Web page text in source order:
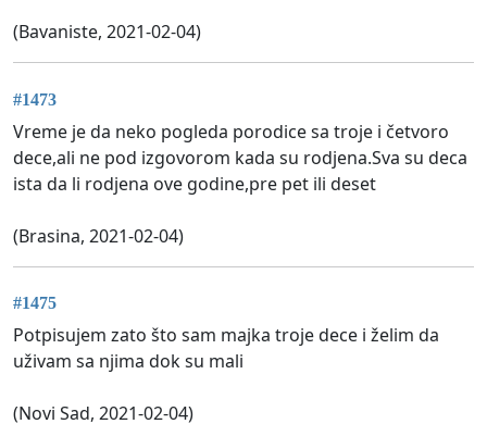
(Bavaniste, 2021-02-04)
#1473
Vreme je da neko pogleda porodice sa troje i četvoro
dece,ali ne pod izgovorom kada su rodjena.Sva su deca
ista da li rodjena ove godine,pre pet ili deset
(Brasina, 2021-02-04)
#1475
Potpisujem zato što sam majka troje dece i želim da
uživam sa njima dok su mali
(Novi Sad, 2021-02-04)